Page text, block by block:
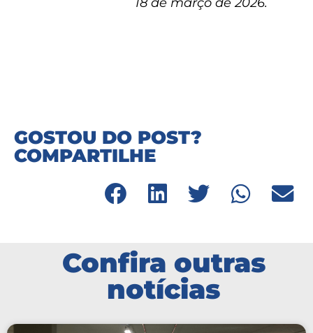
GOSTOU DO POST?
COMPARTILHE
Confira outras
notícias